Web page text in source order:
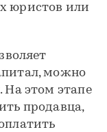
юристов или
можно
На этом этапе
продавца,